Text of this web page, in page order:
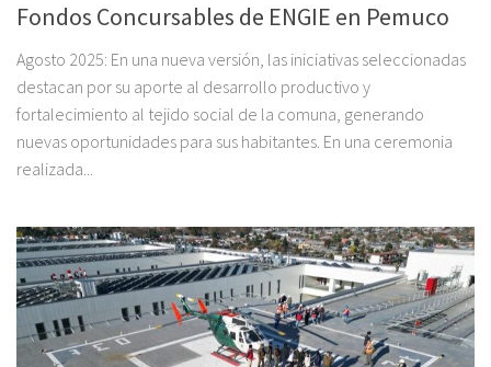
Fondos Concursables de ENGIE en Pemuco
Agosto 2025: En una nueva versión, las iniciativas seleccionadas
destacan por su aporte al desarrollo productivo y
fortalecimiento al tejido social de la comuna, generando
nuevas oportunidades para sus habitantes. En una ceremonia
realizada...